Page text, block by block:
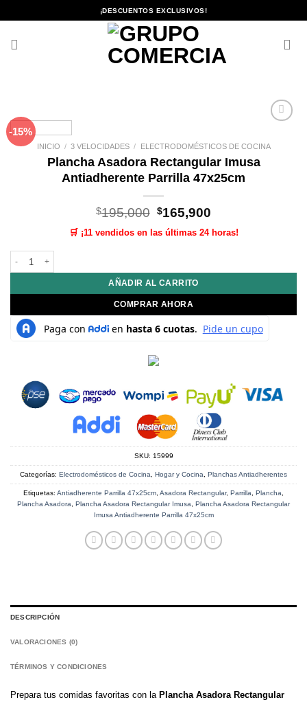
al
¡DESCUENTOS EXCLUSIVOS!
-15%
lista de
INICIO / 3 VELOCIDADES / ELECTRODOMÉSTICOS DE COCINA
Plancha Asadora Rectangular Imusa
Antiadherente Parrilla 47x25cm
$195,000 El
precio
original
$165,900
actual
🛒 ¡11 vendidos en las últimas 24 horas!
AÑADIR AL CARRITO
COMPRAR AHORA
SKU: 15999
Categorías: Electrodomésticos de Cocina, Hogar y Cocina, Planchas Antiadherentes
Etiquetas: Antiadherente Parrilla 47x25cm, Asadora Rectangular, Parrilla, Plancha,
Plancha Asadora, Plancha Asadora Rectangular Imusa, Plancha Asadora Rectangular
Imusa Antiadherente Parrilla 47x25cm
DESCRIPCIÓN
VALORACIONES (0)
TÉRMINOS Y CONDICIONES
Prepara tus comidas favoritas con la Plancha Asadora Rectangular